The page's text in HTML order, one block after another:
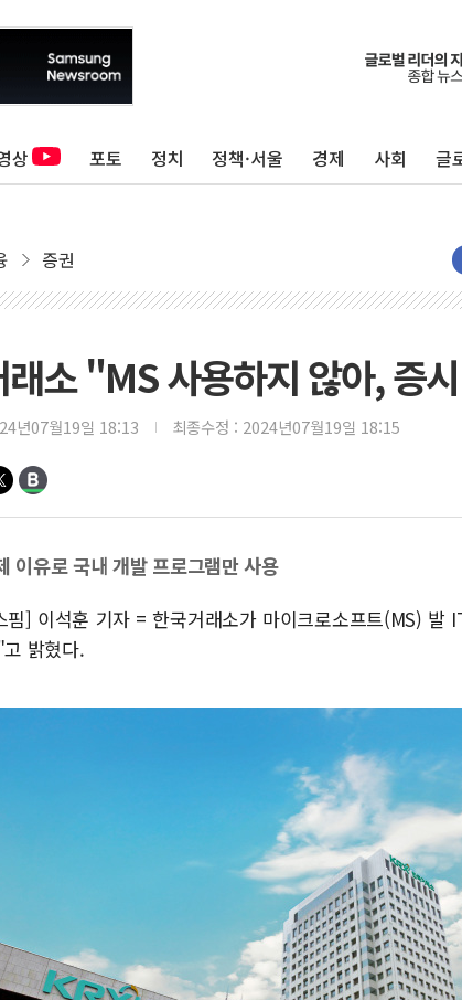
상 포토 정치 정책·서울 경제 사회 글
증권
래소 "MS 사용하지 않아, 증
년07월19일 18:13 최종수정 : 2024년07월19일 18:15
이유로 국내 개발 프로그램만 사용
핌] 이석훈 기자 = 한국거래소가 마이크로소프트(MS) 발
밝혔다.